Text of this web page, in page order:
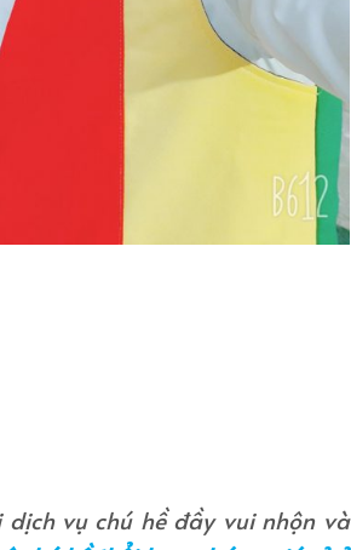
vụ chú hề đầy vui nhộn và